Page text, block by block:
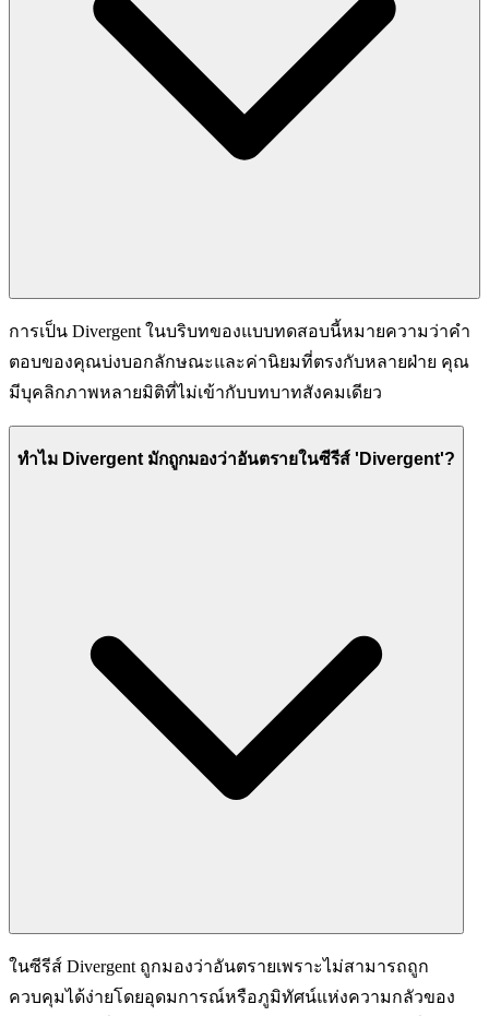
การเป็น Divergent ในบริบทของแบบทดสอบนี้หมายความว่าคำ
ตอบของคุณบ่งบอกลักษณะและค่านิยมที่ตรงกับหลายฝ่าย คุณ
มีบุคลิกภาพหลายมิติที่ไม่เข้ากับบทบาทสังคมเดียว
ทำไม Divergent มักถูกมองว่าอันตรายในซีรีส์ 'Divergent'?
ในซีรีส์ Divergent ถูกมองว่าอันตรายเพราะไม่สามารถถูก
ควบคุมได้ง่ายโดยอุดมการณ์หรือภูมิทัศน์แห่งความกลัวของ